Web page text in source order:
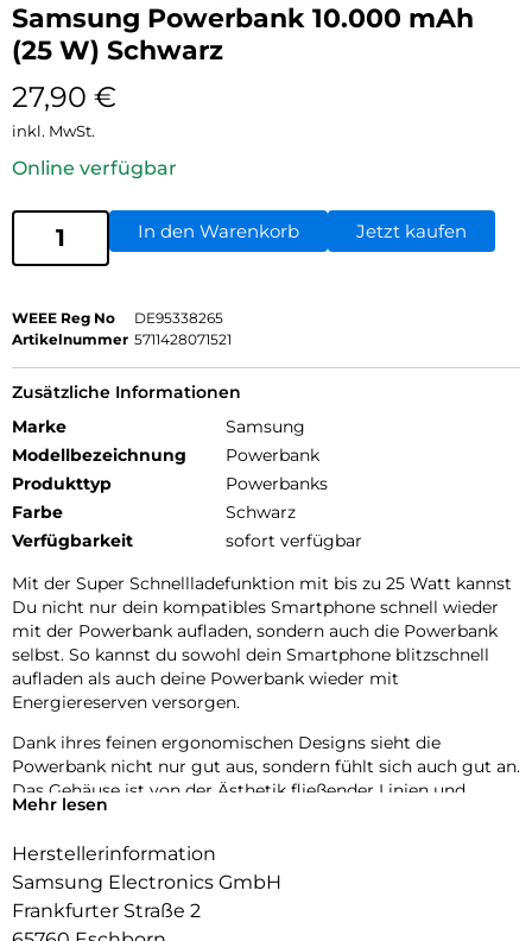
Samsung Powerbank 10.000 mAh
(25 W) Schwarz
27,90 €
inkl. MwSt.
Online verfügbar
In den Warenkorb Jetzt kaufen
WEEE Reg No
DE95338265
Artikelnummer 5711428071521
Zusätzliche Informationen
Marke
Samsung
Modellbezeichnung
Powerbank
Produkttyp
Powerbanks
Farbe
Schwarz
Verfügbarkeit
sofort verfügbar
Mit der Super Schnellladefunktion mit bis zu 25 Watt kannst
Du nicht nur dein kompatibles Smartphone schnell wieder
mit der Powerbank aufladen, sondern auch die Powerbank
selbst. So kannst du sowohl dein Smartphone blitzschnell
aufladen als auch deine Powerbank wieder mit
Energiereserven versorgen.
Dank ihres feinen ergonomischen Designs sieht die
Powerbank nicht nur gut aus, sondern fühlt sich auch gut an.
Das Gehäuse ist von der Ästhetik fließender Linien und
weicher Kanten geprägt, was für viel Tragekomfort auch im
Mit dem Dual Port kannst du bis zu zwei Geräte gleichzeitig
aufladen, sodass sie schnell wieder einsatzbereit sind.
Mehr lesen
Herstellerinformation
Samsung Electronics GmbH
Frankfurter Straße 2